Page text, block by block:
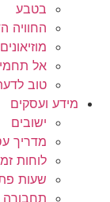
בטבע
החוויה
מוזיאונים
אל
טוב
מידע ועסקים
ישובים
מדריך
לוחות
שעות
תחבורה